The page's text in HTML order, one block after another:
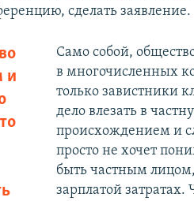
сделать заявление.
и
Само собой,
в многочисленных
только завистники
дело влезать в
происхождением и
просто не хочет
быть частным
зарплатой затратах.